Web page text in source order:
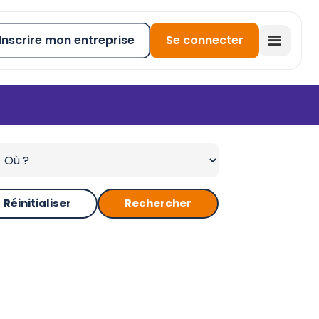
mon entreprise Se connecter
Réinitialiser Rechercher